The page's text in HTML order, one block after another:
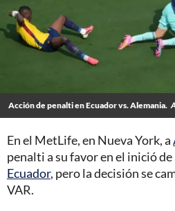
Acción de penalti en Ecuador vs. Alemania.
En el MetLife, en Nueva York, a
penalti a su favor en el inició
Ecuador, pero la decisión se
VAR.